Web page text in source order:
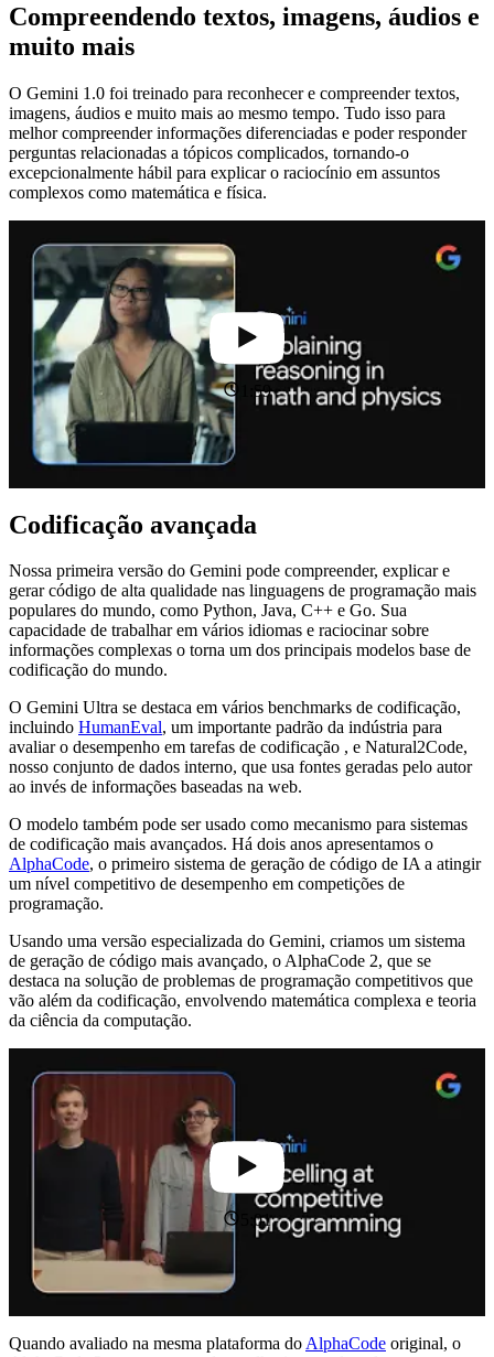
Compreendendo textos, imagens, áudios e
muito mais
O Gemini 1.0 foi treinado para reconhecer e compreender textos,
imagens, áudios e muito mais ao mesmo tempo. Tudo isso para
melhor compreender informações diferenciadas e poder responder
perguntas relacionadas a tópicos complicados, tornando-o
excepcionalmente hábil para explicar o raciocínio em assuntos
complexos como matemática e física.
1:59
Codificação avançada
Nossa primeira versão do Gemini pode compreender, explicar e
gerar código de alta qualidade nas linguagens de programação mais
populares do mundo, como Python, Java, C++ e Go. Sua
capacidade de trabalhar em vários idiomas e raciocinar sobre
informações complexas o torna um dos principais modelos base de
codificação do mundo.
O Gemini Ultra se destaca em vários benchmarks de codificação,
incluindo HumanEval, um importante padrão da indústria para
avaliar o desempenho em tarefas de codificação , e Natural2Code,
nosso conjunto de dados interno, que usa fontes geradas pelo autor
ao invés de informações baseadas na web.
O modelo também pode ser usado como mecanismo para sistemas
de codificação mais avançados. Há dois anos apresentamos o
AlphaCode, o primeiro sistema de geração de código de IA a atingir
um nível competitivo de desempenho em competições de
programação.
Usando uma versão especializada do Gemini, criamos um sistema
de geração de código mais avançado, o AlphaCode 2, que se
destaca na solução de problemas de programação competitivos que
vão além da codificação, envolvendo matemática complexa e teoria
da ciência da computação.
5:01
Quando avaliado na mesma plataforma doAlphaCode original, o